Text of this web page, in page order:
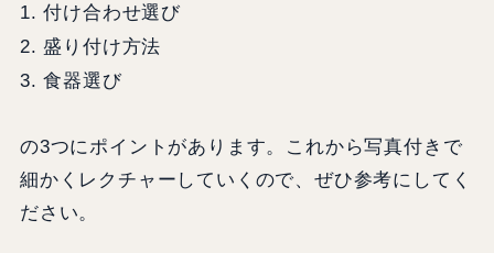
1.付け合わせ選び
2.盛り付け方法
3.食器選び
の3つにポイントがあります。これから写真付きで
細かくレクチャーしていくので、ぜひ参考にしてく
ださい。